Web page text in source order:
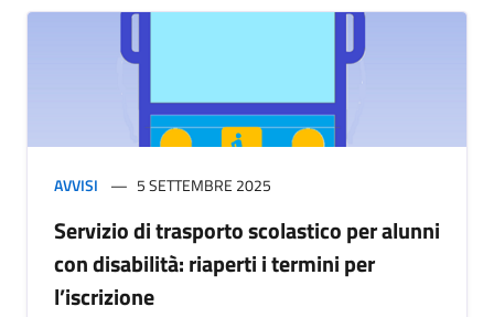
AVVISI 5 SETTEMBRE 2025
Servizio di trasporto scolastico per alunni
con disabilità: riaperti i termini per
l’iscrizione